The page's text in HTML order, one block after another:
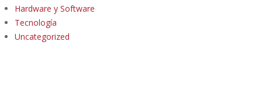
Hardware y Software
Tecnología
Uncategorized